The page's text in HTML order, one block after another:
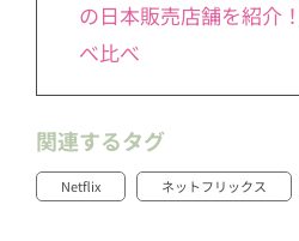
の日本販売店舗を紹介
べ比べ
関連するタグ
Netflix ネットフリックス